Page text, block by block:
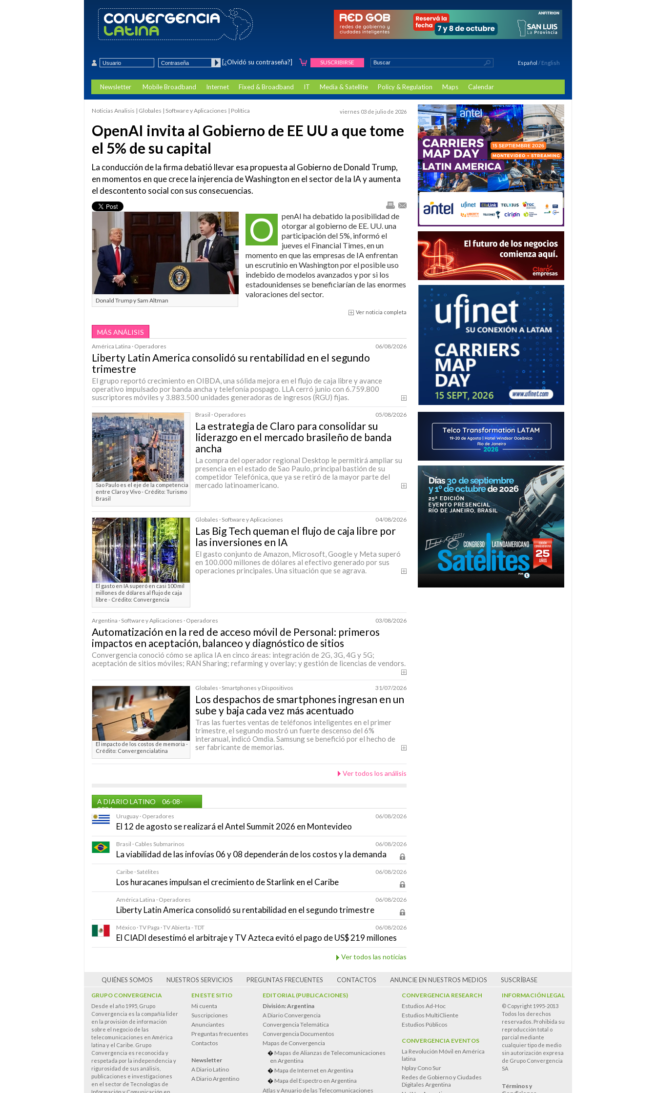
[¿Olvidó su contraseña?] SUSCRIBIRSE Español / English
Newsletter Mobile Broadband Internet Fixed & Broadband IT Media & Satellite Policy & Regulation Maps Calendar
viernes 03 de julio de 2026
Noticias Analisis | Globales | Software y Aplicaciones | Política
OpenAI invita al Gobierno de EE UU a que tome
el 5% de su capital
La conducción de la firma debatió llevar esa propuesta al Gobierno de Donald Trump,
en momentos en que crece la injerencia de Washington en el sector de la IA y aumenta
el descontento social con sus consecuencias.
Donald Trump y Sam Altman
O
penAI ha debatido la posibilidad de
otorgar al gobierno de EE. UU. una
participación del 5%, informó el
jueves el Financial Times, en un
momento en que las empresas de IA enfrentan
un escrutinio en Washington por el posible uso
indebido de modelos avanzados y por si los
estadounidenses se beneficiarían de las enormes
valoraciones del sector.
Ver noticia completa
MÁS ANÁLISIS
América Latina · Operadores 06/08/2026
Liberty Latin America consolidó su rentabilidad en el segundo
trimestre
El grupo reportó crecimiento en OIBDA, una sólida mejora en el flujo de caja libre y avance
operativo impulsado por banda ancha y telefonía pospago. LLA cerró junio con 6.759.800
suscriptores móviles y 3.883.500 unidades generadoras de ingresos (RGU) fijas.
Sao Paulo es el eje de la competencia
entre Claro y Vivo - Crédito: Turismo
Brasil
Brasil · Operadores 05/08/2026
La estrategia de Claro para consolidar su
liderazgo en el mercado brasileño de banda
ancha
La compra del operador regional Desktop le permitirá ampliar su
presencia en el estado de Sao Paulo, principal bastión de su
competidor Telefónica, que ya se retiró de la mayor parte del
mercado latinoamericano.
El gasto en IA superó en casi 100 mil
millones de dólares al flujo de caja
libre - Crédito: Convergencia
Globales · Software y Aplicaciones 04/08/2026
Las Big Tech queman el flujo de caja libre por
las inversiones en IA
El gasto conjunto de Amazon, Microsoft, Google y Meta superó
en 100.000 millones de dólares al efectivo generado por sus
operaciones principales. Una situación que se agrava.
Argentina · Software y Aplicaciones · Operadores 03/08/2026
Automatización en la red de acceso móvil de Personal: primeros
impactos en aceptación, balanceo y diagnóstico de sitios
Convergencia conoció cómo se aplica IA en cinco áreas: integración de 2G, 3G, 4G y 5G;
aceptación de sitios móviles; RAN Sharing; refarming y overlay; y gestión de licencias de vendors.
El impacto de los costos de memoria -
Crédito: Convergencialatina
Globales · Smartphones y Dispositivos 31/07/2026
Los despachos de smartphones ingresan en un
sube y baja cada vez más acentuado
Tras las fuertes ventas de teléfonos inteligentes en el primer
trimestre, el segundo mostró un fuerte descenso del 6%
interanual, indicó Omdia. Samsung se benefició por el hecho de
ser fabricante de memorias.
Ver todos los análisis
A DIARIO LATINO
06-08-
2026
Uruguay · Operadores 06/08/2026
El 12 de agosto se realizará el Antel Summit 2026 en Montevideo
Brasil · Cables Submarinos 06/08/2026
La viabilidad de las infovías 06 y 08 dependerán de los costos y la demanda
Caribe · Satélites 06/08/2026
Los huracanes impulsan el crecimiento de Starlink en el Caribe
América Latina · Operadores 06/08/2026
Liberty Latin America consolidó su rentabilidad en el segundo trimestre
México · TV Paga · TV Abierta - TDT 06/08/2026
El CIADI desestimó el arbitraje y TV Azteca evitó el pago de US$ 219 millones
Ver todos las noticias
QUIÉNES SOMOS NUESTROS SERVICIOS PREGUNTAS FRECUENTES CONTACTOS ANUNCIE EN NUESTROS MEDIOS SUSCRÍBASE
GRUPO CONVERGENCIA
Desde el año 1995, Grupo
Convergencia es la compañía lider
en la provisión de información
sobre el negocio de las
telecomunicaciones en América
latina y el Caribe. Grupo
Convergencia es reconocida y
respetada por la independencia y
rigurosidad de sus análisis,
publicaciones e investigaciones
en el sector de Tecnologías de
EN ESTE SITIO
Mi cuenta
Suscripciones
Anunciantes
Preguntas frecuentes
Contactos
Newsletter
A Diario Latino
A Diario Argentino
EDITORIAL (PUBLICACIONES)
División: Argentina
A Diario Convergencia
Convergencia Telemática
Convergencia Documentos
Mapas de Convergencia
Mapas de Alianzas de Telecomunicaciones
en Argentina
Mapa de Internet en Argentina
Mapa del Espectro en Argentina
Atlas y Anuario de las Telecomunicaciones
CONVERGENCIA RESEARCH
Estudios Ad-Hoc
Estudios MultiCliente
Estudios Públicos
CONVERGENCIA EVENTOS
La Revolución Móvil en América
latina
Nplay Cono Sur
Redes de Gobierno y Ciudades
Digitales Argentina
INFORMACIÓN LEGAL
© Copyright 1995-2013
Todos los derechos
reservados. Prohibida su
reproducción total o
parcial mediante
cualquier tipo de medio
sin autorización expresa
de Grupo Convergencia
SA
Términos y